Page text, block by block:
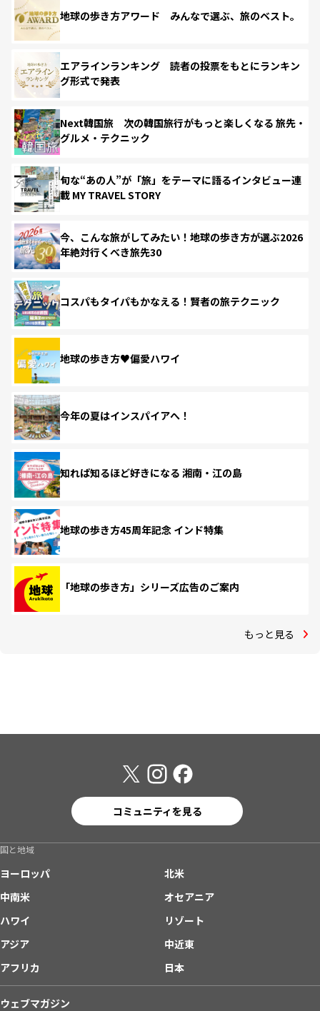
地球の歩き方アワード みんなで選ぶ、旅のベスト。
エアラインランキング 読者の投票をもとにランキン
グ形式で発表
Next韓国旅 次の韓国旅行がもっと楽しくなる 旅先・
グルメ・テクニック
旬な“あの人”が「旅」をテーマに語るインタビュー連
載 MY TRAVEL STORY
今、こんな旅がしてみたい！地球の歩き方が選ぶ2026
年絶対行くべき旅先30
コスパもタイパもかなえる！賢者の旅テクニック
地球の歩き方♥偏愛ハワイ
今年の夏はインスパイアへ！
知れば知るほど好きになる 湘南・江の島
地球の歩き方45周年記念 インド特集
「地球の歩き方」シリーズ広告のご案内
もっと見る
コミュニティを見る
国と地域
ヨーロッパ
北米
中南米
オセアニア
ハワイ
リゾート
アジア
中近東
アフリカ
日本
ウェブマガジン